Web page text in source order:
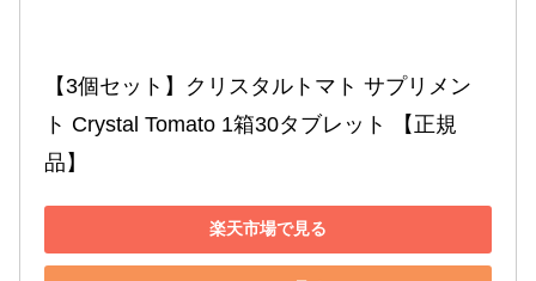
【3個セット】クリスタルトマト サプリメン
ト Crystal Tomato 1箱30タブレット 【正規
品】
楽天市場で見る